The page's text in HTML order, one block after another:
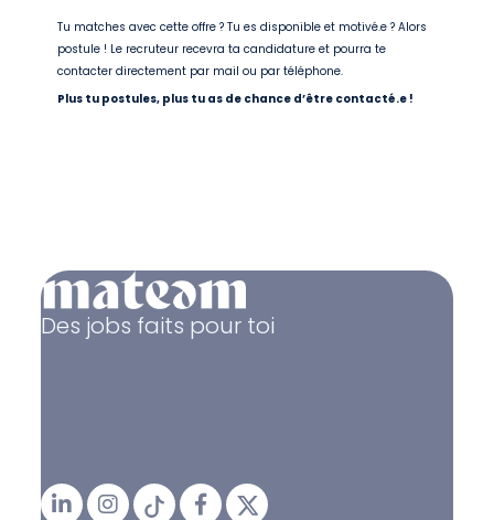
Tu matches avec cette offre ? Tu es disponible et motivé.e ? Alors
postule ! Le recruteur recevra ta candidature et pourra te
contacter directement par mail ou par téléphone.
Plus tu postules, plus tu as de chance d’être contacté.e !
Des jobs faits pour toi